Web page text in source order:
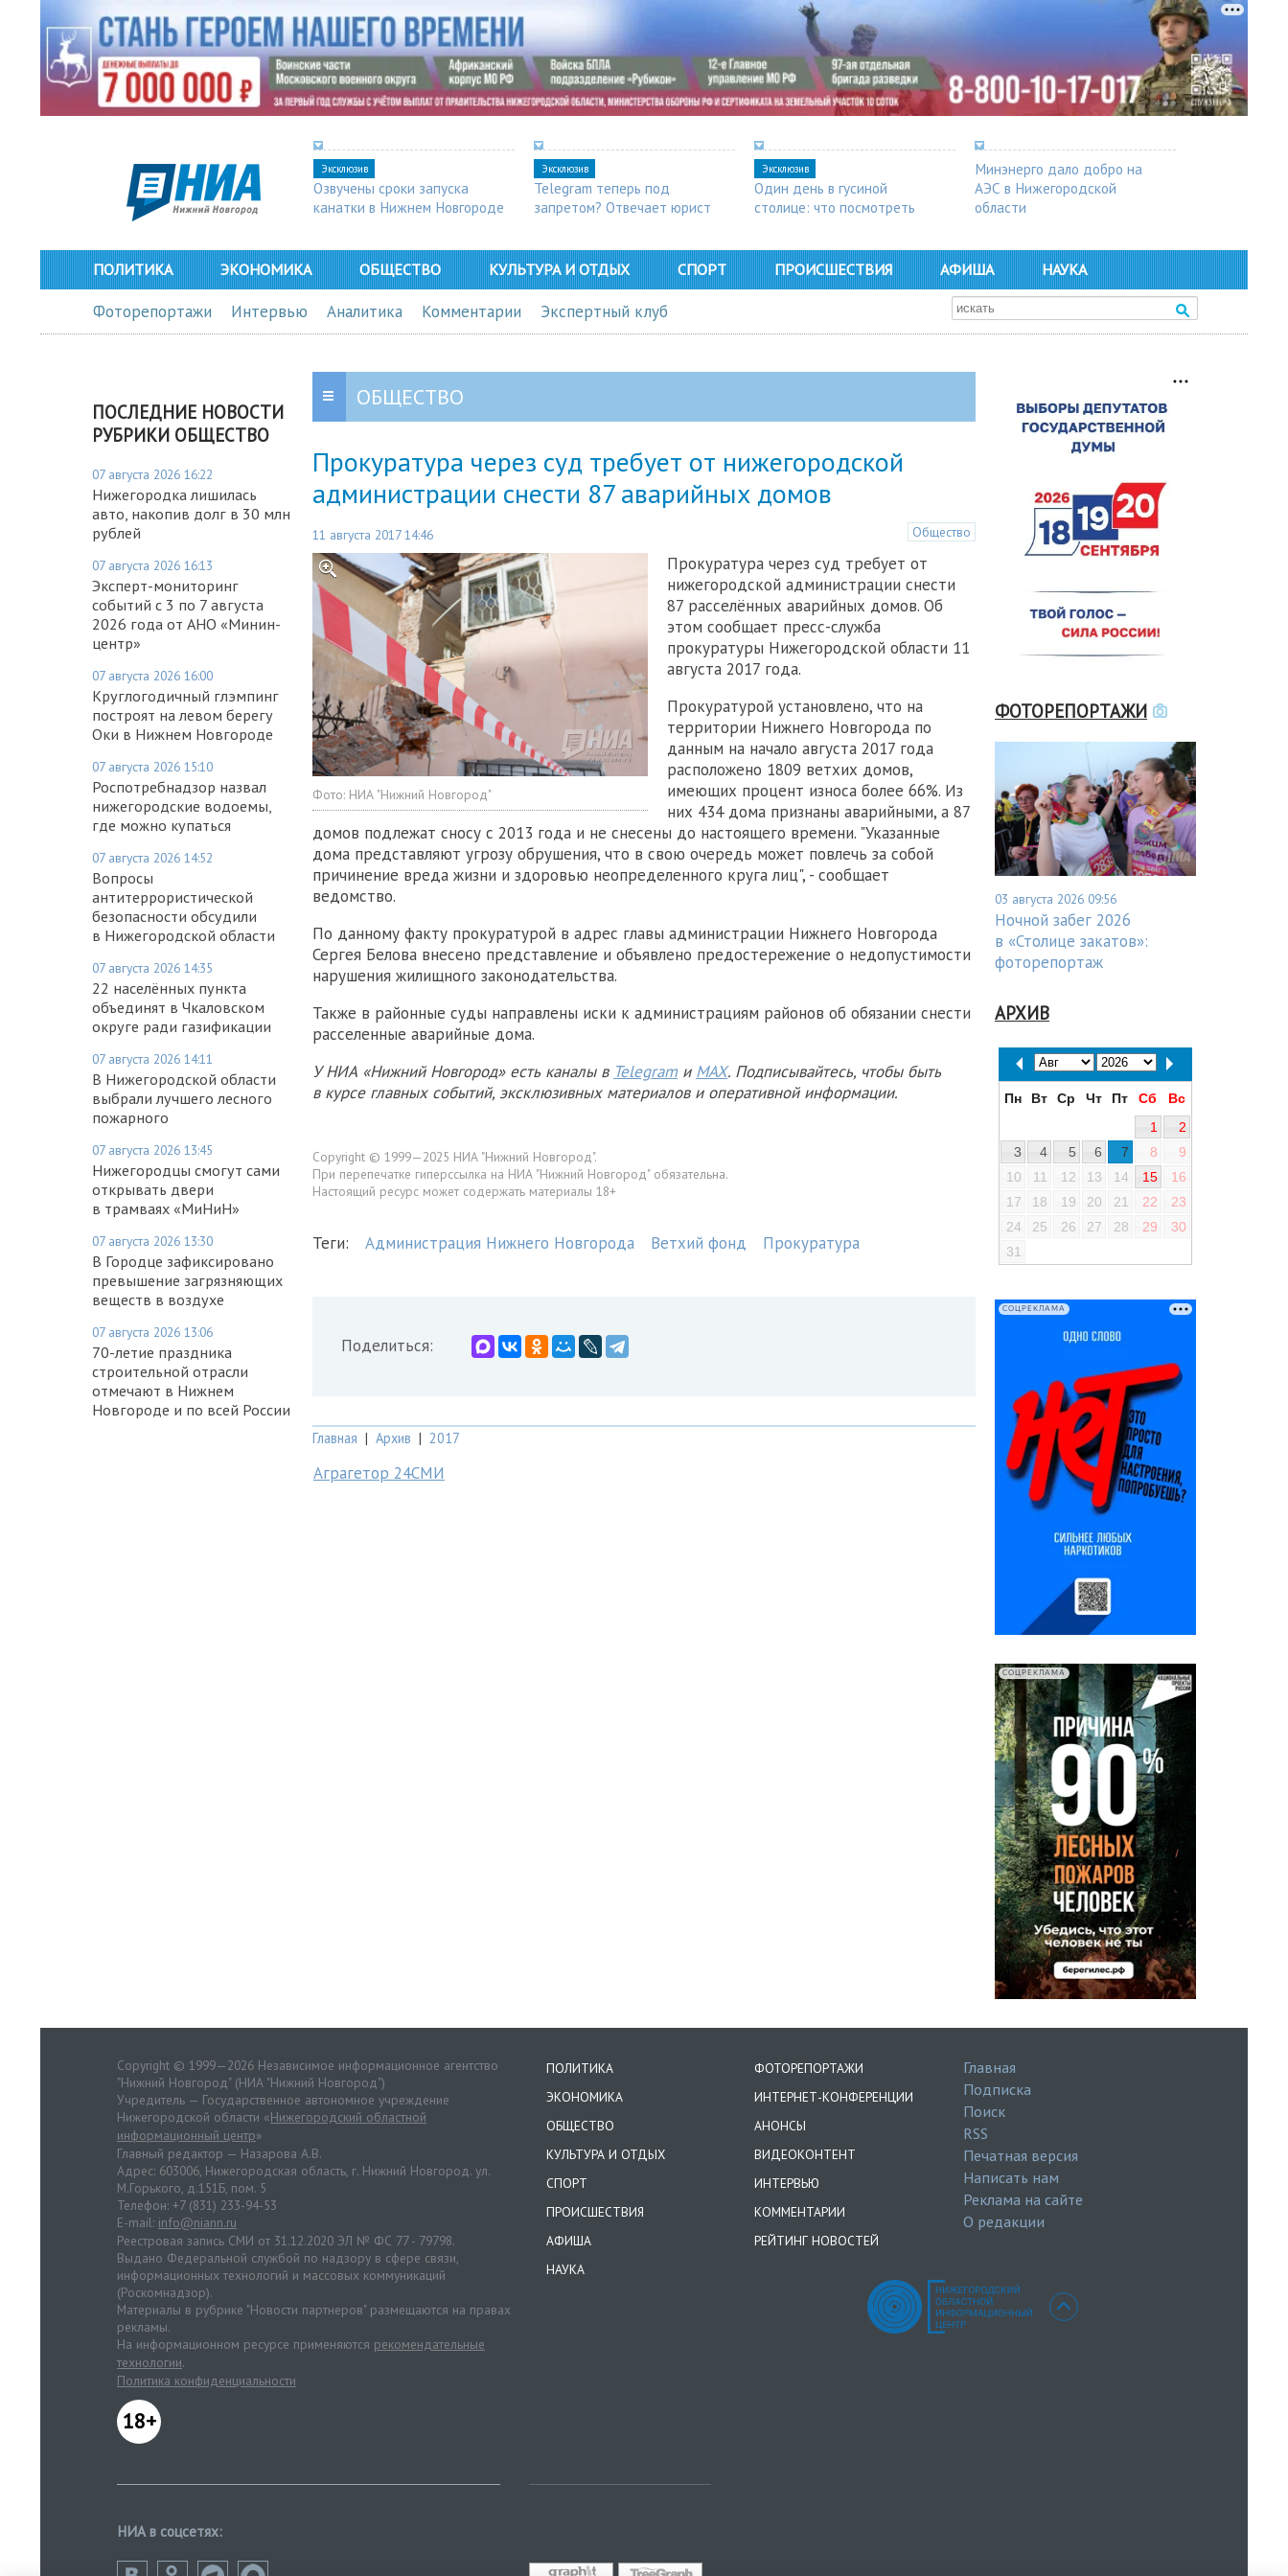
Эксклюзив
Озвучены сроки запуска
канатки в Нижнем Новгороде
Эксклюзив
Telegram теперь под
запретом? Отвечает юрист
Эксклюзив
Один день в гусиной
столице: что посмотреть
Минэнерго дало добро на
АЭС в Нижегородской
области
ПОЛИТИКА ЭКОНОМИКА ОБЩЕСТВО КУЛЬТУРА И ОТДЫХ СПОРТ ПРОИСШЕСТВИЯ АФИША НАУКА
Фоторепортажи Интервью Аналитика Комментарии Экспертный клуб
ПОСЛЕДНИЕ НОВОСТИ
РУБРИКИ ОБЩЕСТВО
07 августа 2026 16:22
Нижегородка лишилась
авто, накопив долг в 30 млн
рублей
07 августа 2026 16:13
Эксперт-мониторинг
событий с 3 по 7 августа
2026 года от АНО «Минин-
центр»
07 августа 2026 16:00
Круглогодичный глэмпинг
построят на левом берегу
Оки в Нижнем Новгороде
07 августа 2026 15:10
Роспотребнадзор назвал
нижегородские водоемы,
где можно купаться
07 августа 2026 14:52
Вопросы
антитеррористической
безопасности обсудили
в Нижегородской области
07 августа 2026 14:35
22 населённых пункта
объединят в Чкаловском
округе ради газификации
07 августа 2026 14:11
В Нижегородской области
выбрали лучшего лесного
пожарного
07 августа 2026 13:45
Нижегородцы смогут сами
открывать двери
в трамваях «МиНиН»
07 августа 2026 13:30
В Городце зафиксировано
превышение загрязняющих
веществ в воздухе
07 августа 2026 13:06
70-летие праздника
строительной отрасли
отмечают в Нижнем
Новгороде и по всей России
ОБЩЕСТВО
Прокуратура через суд требует от нижегородской
администрации снести 87 аварийных домов
11 августа 2017 14:46 Общество
Фото: НИА "Нижний Новгород"
Прокуратура через суд требует от
нижегородской администрации снести
87 расселённых аварийных домов. Об
этом сообщает пресс-служба
прокуратуры Нижегородской области 11
августа 2017 года.
Прокуратурой установлено, что на
территории Нижнего Новгорода по
данным на начало августа 2017 года
расположено 1809 ветхих домов,
имеющих процент износа более 66%. Из
них 434 дома признаны аварийными, а 87
домов подлежат сносу с 2013 года и не снесены до настоящего времени. "Указанные
дома представляют угрозу обрушения, что в свою очередь может повлечь за собой
причинение вреда жизни и здоровью неопределенного круга лиц", - сообщает
ведомство.
По данному факту прокуратурой в адрес главы администрации Нижнего Новгорода
Сергея Белова внесено представление и объявлено предостережение о недопустимости
нарушения жилищного законодательства.
Также в районные суды направлены иски к администрациям районов об обязании снести
расселенные аварийные дома.
У НИА «Нижний Новгород» есть каналы в Telegram и MAX. Подписывайтесь, чтобы быть
в курсе главных событий, эксклюзивных материалов и оперативной информации.
Copyright © 1999—2025 НИА "Нижний Новгород".
При перепечатке гиперссылка на НИА "Нижний Новгород" обязательна.
Настоящий ресурс может содержать материалы 18+
Теги: Администрация Нижнего Новгорода Ветхий фонд Прокуратура
Поделиться:
Главная | Архив | 2017
Аграгетор 24СМИ
ФОТОРЕПОРТАЖИ
03 августа 2026 09:56
Ночной забег 2026
в «Столице закатов»:
фоторепортаж
АРХИВ
Пн Вт Ср Чт Пт Сб
Вс
1
2
3
4 5 6 7 8
9
10
11 12 13 14 15
16
17
18 19 20 21 22
23
24
25 26 27 28 29
30
31
СОЦРЕКЛАМА
СОЦРЕКЛАМА
Copyright © 1999—2026 Независимое информационное агентство
"Нижний Новгород" (НИА "Нижний Новгород")
Учредитель — Государственное автономное учреждение
Нижегородской области «Нижегородский областной
информационный центр»
Главный редактор — Назарова А.В.
Адрес: 603006, Нижегородская область, г. Нижний Новгород. ул.
М.Горького, д.151Б, пом. 5
Телефон: +7 (831) 233-94-53
E-mail: info@niann.ru
Реестровая запись СМИ от 31.12.2020 ЭЛ № ФС 77 - 79798.
Выдано Федеральной службой по надзору в сфере связи,
информационных технологий и массовых коммуникаций
(Роскомнадзор).
Материалы в рубрике "Новости партнеров" размещаются на правах
рекламы.
На информационном ресурсе применяются рекомендательные
технологии.
Политика конфиденциальности
18+
ПОЛИТИКА
ЭКОНОМИКА
ОБЩЕСТВО
КУЛЬТУРА И ОТДЫХ
СПОРТ
ПРОИСШЕСТВИЯ
АФИША
НАУКА
ФОТОРЕПОРТАЖИ
ИНТЕРНЕТ-КОНФЕРЕНЦИИ
АНОНСЫ
ВИДЕОКОНТЕНТ
ИНТЕРВЬЮ
КОММЕНТАРИИ
РЕЙТИНГ НОВОСТЕЙ
Главная
Подписка
Поиск
RSS
Печатная версия
Написать нам
Реклама на сайте
О редакции
НИА в соцсетях: